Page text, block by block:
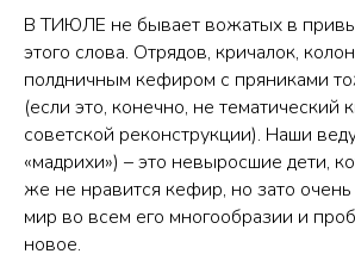
В ТИЮЛЕ не бывает вожатых в
этого слова. Отрядов, кричалок,
полдничным кефиром с пряниками
(если это, конечно, не тематический
советской реконструкции). Наши
«мадрихи») – это невыросшие дети,
же не нравится кефир, но зато очень
мир во всем его многообразии и
новое.